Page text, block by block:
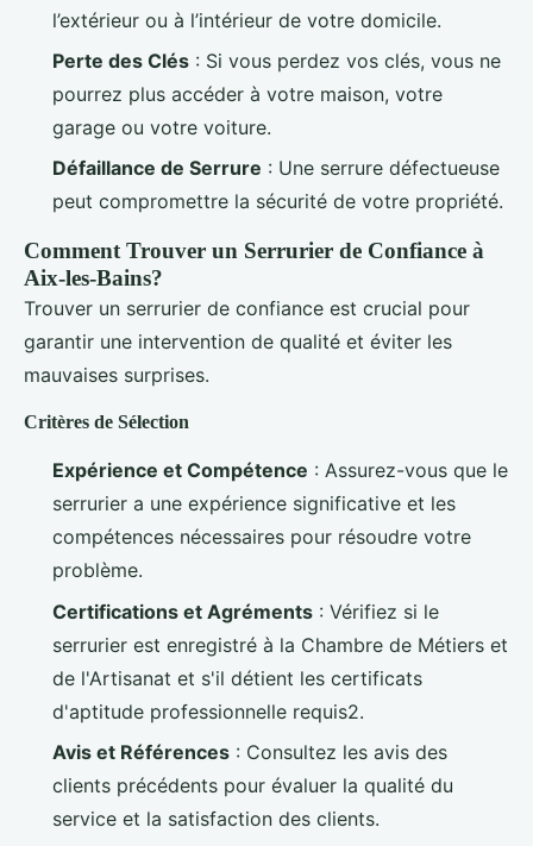
l’extérieur ou à l’intérieur de votre domicile.
Perte des Clés : Si vous perdez vos clés, vous ne
pourrez plus accéder à votre maison, votre
garage ou votre voiture.
Défaillance de Serrure : Une serrure défectueuse
peut compromettre la sécurité de votre propriété.
Comment Trouver un Serrurier de Confiance à
Aix-les-Bains?
Trouver un serrurier de confiance est crucial pour
garantir une intervention de qualité et éviter les
mauvaises surprises.
Critères de Sélection
Expérience et Compétence : Assurez-vous que le
serrurier a une expérience significative et les
compétences nécessaires pour résoudre votre
problème.
Certifications et Agréments : Vérifiez si le
serrurier est enregistré à la Chambre de Métiers et
de l'Artisanat et s'il détient les certificats
d'aptitude professionnelle requis2.
Avis et Références : Consultez les avis des
clients précédents pour évaluer la qualité du
service et la satisfaction des clients.